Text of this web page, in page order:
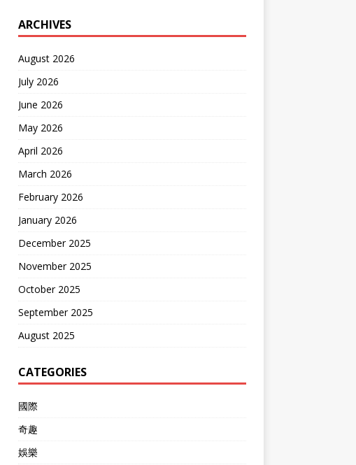
ARCHIVES
August 2026
July 2026
June 2026
May 2026
April 2026
March 2026
February 2026
January 2026
December 2025
November 2025
October 2025
September 2025
August 2025
CATEGORIES
國際
奇趣
娛樂